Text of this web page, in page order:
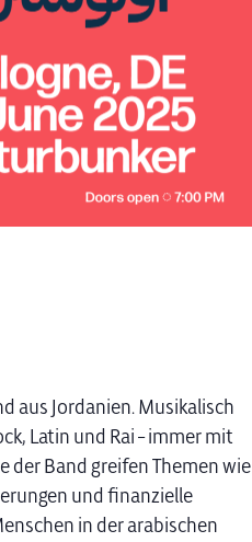
aus Jordanien. Musikalisch
Latin und Rai – immer mit
der Band greifen Themen wie
und finanzielle
in der arabischen